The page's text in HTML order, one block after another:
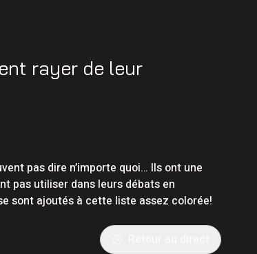
rayer de leur
pas dire n’importe quoi… Ils ont une
pas utiliser dans leurs débats en
sont ajoutés à cette liste assez colorée!